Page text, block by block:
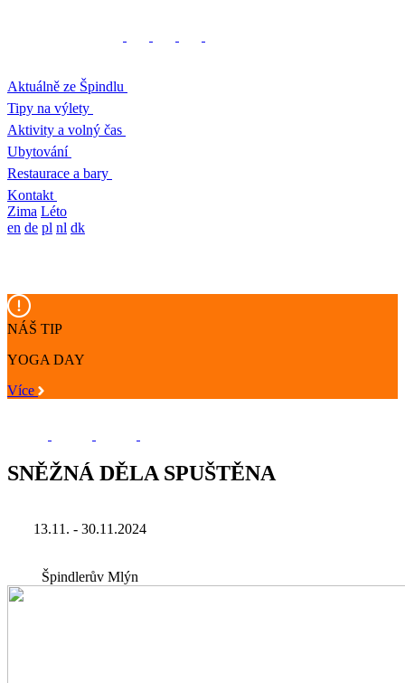
Aktuálně ze Špindlu
Tipy na výlety
Aktivity a volný čas
Ubytování
Restaurace a bary
Kontakt
Zima Léto
en de pl nl dk
NÁŠ TIP
YOGA DAY
Více
SNĚŽNÁ DĚLA SPUŠTĚNA
13.11. - 30.11.2024
Špindlerův Mlýn